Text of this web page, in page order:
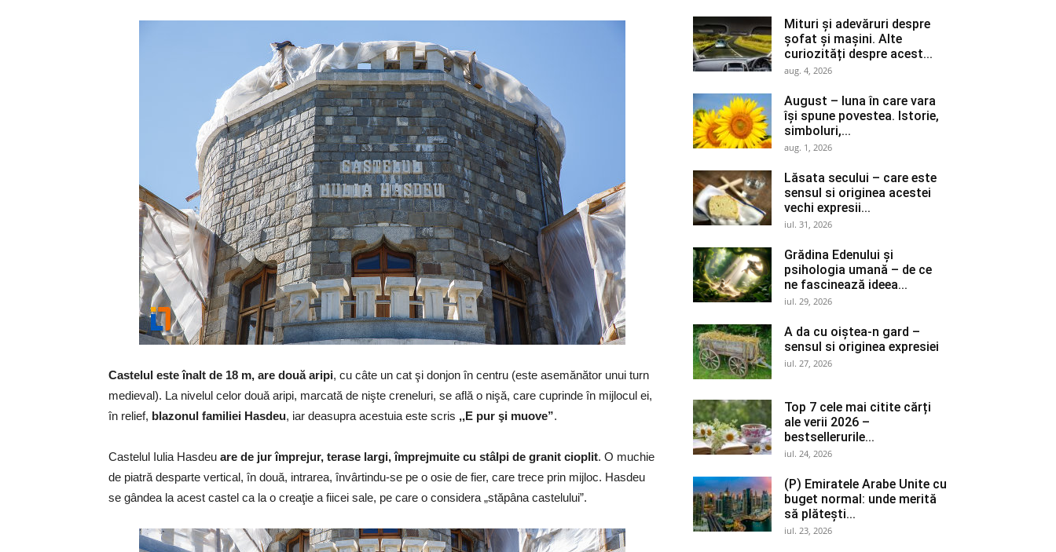
Castelul este înalt de 18 m, are două aripi, cu câte un cat şi donjon în centru (este asemănător unui turn
medieval). La nivelul celor două aripi, marcată de nişte creneluri, se află o nişă, care cuprinde în mijlocul ei,
în relief, blazonul familiei Hasdeu, iar deasupra acestuia este scris ,,E pur şi muove”.
Castelul Iulia Hasdeu are de jur împrejur, terase largi, împrejmuite cu stâlpi de granit cioplit. O muchie
de piatră desparte vertical, în două, intrarea, învârtindu-se pe o osie de fier, care trece prin mijloc. Hasdeu
se gândea la acest castel ca la o creaţie a fiicei sale, pe care o considera „stăpâna castelului”.
Mituri și adevăruri despre
șofat și mașini. Alte
curiozități despre acest...
aug. 4, 2026
August – luna în care vara
își spune povestea. Istorie,
simboluri,...
aug. 1, 2026
Lăsata secului – care este
sensul si originea acestei
vechi expresii...
iul. 31, 2026
Grădina Edenului și
psihologia umană – de ce
ne fascinează ideea...
iul. 29, 2026
A da cu oiștea-n gard –
sensul si originea expresiei
iul. 27, 2026
Top 7 cele mai citite cărți
ale verii 2026 –
bestsellerurile...
iul. 24, 2026
(P) Emiratele Arabe Unite cu
buget normal: unde merită
să plătești...
iul. 23, 2026